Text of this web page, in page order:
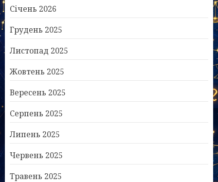
Січень 2026
Грудень 2025
Листопад 2025
Жовтень 2025
Вересень 2025
Серпень 2025
Липень 2025
Червень 2025
Травень 2025